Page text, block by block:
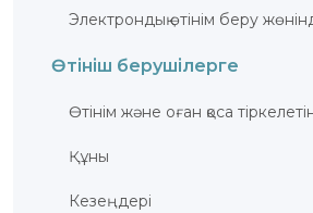
БЛОГЫ
КАРТА
НҰСҚАМАЛАР
ЖЕРЛЕР
КАРТАСЫ
Электрондық өтінім беру
Өтініш берушілерге
Өтiнiм және оған қоса
Құны
Кезеңдері